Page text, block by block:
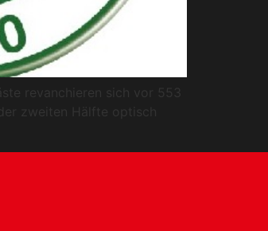
revanchieren sich vor 553
zweiten Hälfte optisch